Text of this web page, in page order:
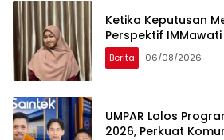
Ketika Keputusan
Perspektif IMMawati
Berita 06/08/2026
UMPAR Lolos
2026, Perkuat